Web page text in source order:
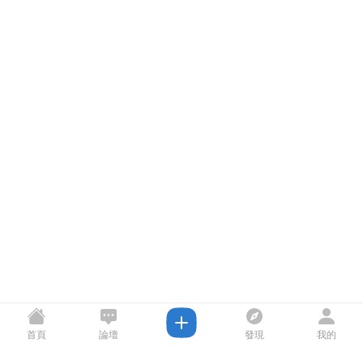
首頁 論壇 發現 我的